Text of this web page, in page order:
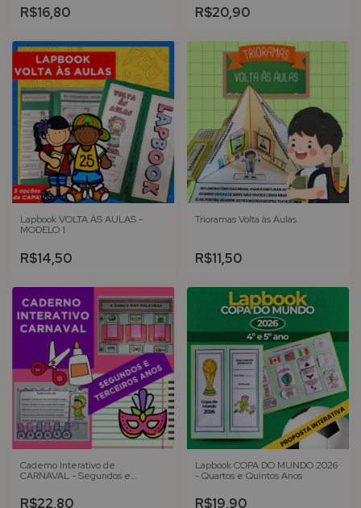
R$16,80 R$20,90
Lapbook VOLTA ÀS AULAS -
MODELO 1
R$14,50
Trioramas Volta às Aulas
R$11,50
Caderno Interativo de
CARNAVAL - Segundos e
R$22,80
Lapbook COPA DO MUNDO 2026
- Quartos e Quintos Anos
R$19,90